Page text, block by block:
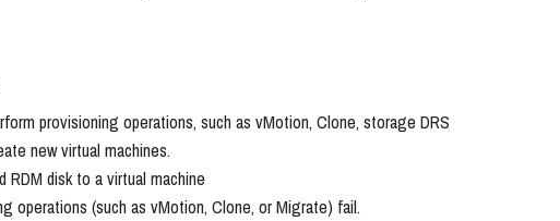
provisioning operations, such as vMotion, Clone, storage DRS
new virtual machines.
RDM disk to a virtual machine
operations (such as vMotion, Clone, or Migrate) fail.